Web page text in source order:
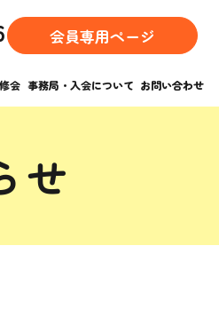
会 事務局・入会について お問い合わせ
会員専用ページ
せ